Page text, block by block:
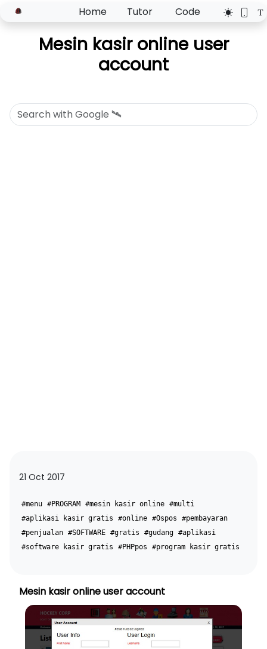
Home Tutor Code
Mesin kasir online user
account
21 Oct 2017
#menu #PROGRAM #mesin kasir online #multi
#aplikasi kasir gratis
#online #Ospos
#pembayaran
#penjualan #SOFTWARE #gratis #gudang #aplikasi
#software kasir gratis
#PHPpos #program kasir gratis
Mesin kasir online user account